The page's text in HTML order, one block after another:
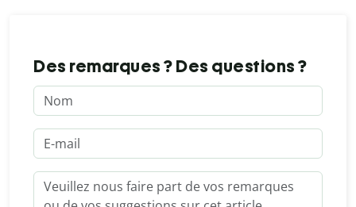
Des remarques ? Des questions ?